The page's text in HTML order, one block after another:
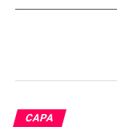
CAPA